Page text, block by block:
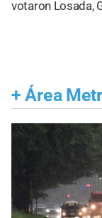
votaron Losada,
+ Área